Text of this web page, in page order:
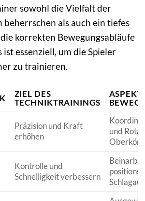
sowohl die Vielfalt der
beherrschen als auch ein tiefes
korrekten Bewegungsabläufe
essenziell, um die Spieler
zu trainieren.
ZIEL DES
TECHNIKTRAININGS
Präzision und Kraft
erhöhen
und
Kontrolle und
Schnelligkeit verbessern